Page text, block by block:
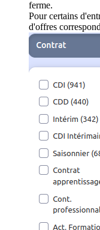
ferme.
Pour certains
d'offres